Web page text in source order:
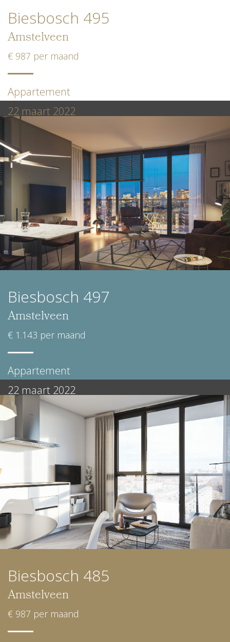
Biesbosch 495
Amstelveen
€ 987 per maand
Appartement
22 maart 2022
Biesbosch 497
Amstelveen
€ 1.143 per maand
Appartement
22 maart 2022
Biesbosch 485
Amstelveen
€ 987 per maand